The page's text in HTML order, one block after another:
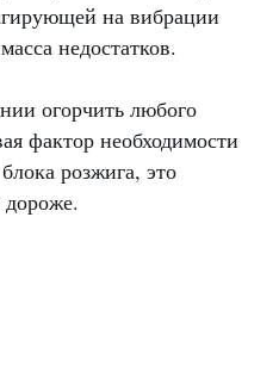
на вибрации
недостатков.
огорчить любого
фактор необходимости
розжига, это
дороже.